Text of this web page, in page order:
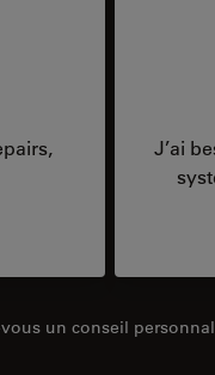
J’ai
vous un conseil